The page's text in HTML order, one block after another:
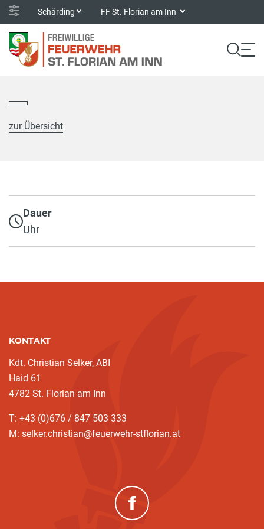
Schärding FF St. Florian am Inn
zur Übersicht
Dauer
Uhr
KONTAKT
Kdt. Christian Selker, ABI
Haid 61
4782 St. Florian am Inn
T: +43 (0)676 / 847 503 333
M: selker.christian@feuerwehr-stflorian.at
(neues Fenster)